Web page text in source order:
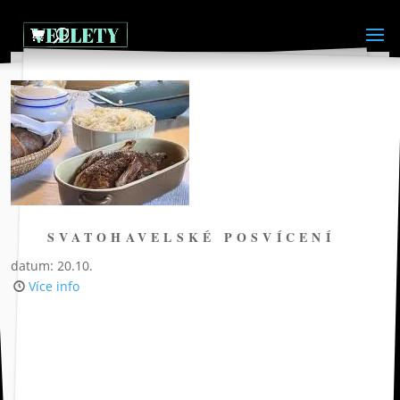
SVATOHAVELSKÉ POSVÍCENÍ
datum: 20.10.
Více info